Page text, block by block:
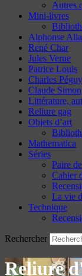
Autres
Mini-livres
Alphonse
René Char
Jules Verne
Patrice Louis
Charles Péguy
Claude Simon
Littérature,
Reliure gag
Objets d’art
Mathematica
Séries
Paire
Cahier
La vie
Technique
Rechercher
Reliure